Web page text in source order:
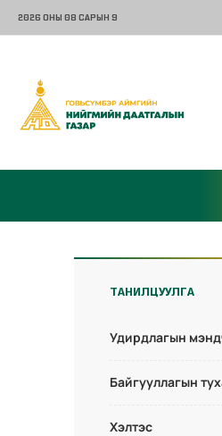
2026 ОНЫ 08 САРЫН 9
ТАНИЛЦУУЛГА
Удирдлагын
Байгууллагын
Хэлтэс